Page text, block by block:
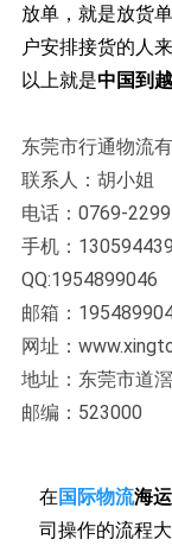
放单，就是放货
户安排接货的人来
以上就是中国到
东莞市行通物流
联系人：胡小姐
电话：0769-
手机：
QQ:1954899046
邮箱：
网址：
地址：东莞市道
邮编：523000
在 国际物流海
司操作的流程